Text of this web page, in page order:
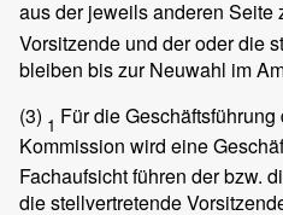
aus der jeweils anderen Seite
Vorsitzende und der oder die
bleiben bis zur Neuwahl im
(3) 1 Für die
Kommission wird eine
Fachaufsicht führen der bzw.
die stellvertretende